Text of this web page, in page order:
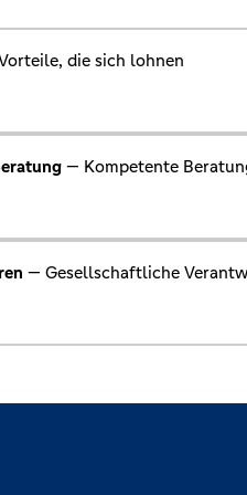
die sich lohnen
— Kompetente
— Gesellschaftliche